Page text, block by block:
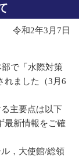
令和2年3月7日
で「水際対策
れました（3月6
主要点は以下
最新情報をご確
，大使館/総領